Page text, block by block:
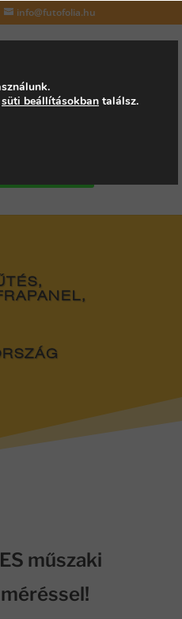
info@futofolia.hu
műszaki
süti beállításokban találsz.